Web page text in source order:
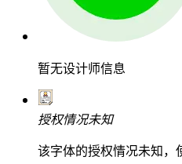
暂无设计师信息
授权情况未知
该字体的授权情况未知，